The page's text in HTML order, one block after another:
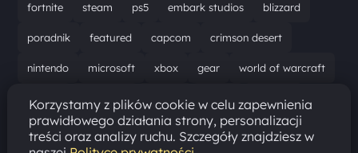
fortnite steam ps5 embark studios blizzard
poradnik featured capcom crimson desert
nintendo microsoft xbox gear world of warcraft
solucja marathon ubisoft bungie recenzja
resident evil requiem gaming aktualizacja pc
Korzystamy z plików cookie w celu zapewnienia
prawidłowego działania strony, personalizacji
treści oraz analizy ruchu. Szczegóły znajdziesz w